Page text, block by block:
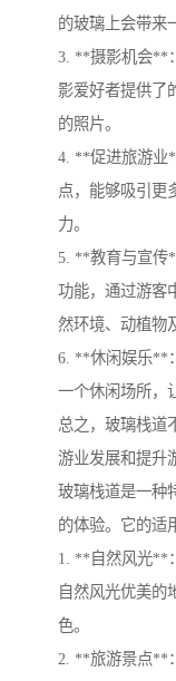
的玻璃上会带来
3. **摄影机会**
影爱好者提供了
的照片。
4. **促进旅游业
点，能够吸引更
力。
5. **教育与宣传
功能，通过游客
然环境、动植物
6. **休闲娱乐**
一个休闲场所，
总之，玻璃栈道
游业发展和提升
玻璃栈道是一种
的体验。它的适
1. **自然风光**
自然风光优美的
色。
2. **旅游景点**